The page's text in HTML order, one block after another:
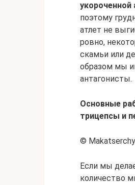
укороченной
поэтому
атлет не
ровно,
скамьи или
образом мы
антагонисты.
Основные
трицепсы и
©
Если мы
количество